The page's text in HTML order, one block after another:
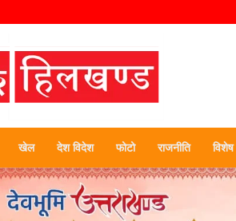
हिलखण्ड
खेल देश विदेश फोटो राजनीति विशेष